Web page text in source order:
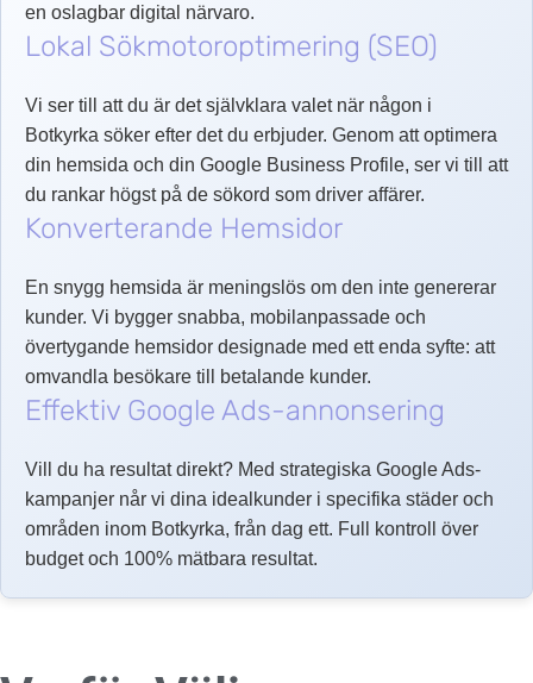
en oslagbar digital närvaro.
Lokal Sökmotoroptimering (SEO)
Vi ser till att du är det självklara valet när någon i
Botkyrka söker efter det du erbjuder. Genom att optimera
din hemsida och din Google Business Profile, ser vi till att
du rankar högst på de sökord som driver affärer.
Konverterande Hemsidor
En snygg hemsida är meningslös om den inte genererar
kunder. Vi bygger snabba, mobilanpassade och
övertygande hemsidor designade med ett enda syfte: att
omvandla besökare till betalande kunder.
Effektiv Google Ads-annonsering
Vill du ha resultat direkt? Med strategiska Google Ads-
kampanjer når vi dina idealkunder i specifika städer och
områden inom Botkyrka, från dag ett. Full kontroll över
budget och 100% mätbara resultat.